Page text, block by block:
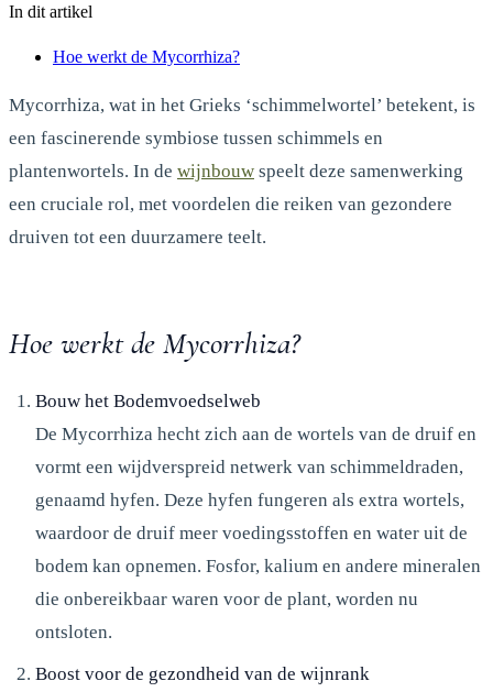
In dit artikel
Hoe werkt de Mycorrhiza?
Mycorrhiza, wat in het Grieks ‘schimmelwortel’ betekent, is
een fascinerende symbiose tussen schimmels en
plantenwortels. In de wijnbouw speelt deze samenwerking
een cruciale rol, met voordelen die reiken van gezondere
druiven tot een duurzamere teelt.
Hoe werkt de Mycorrhiza?
Bouw het Bodemvoedselweb
De Mycorrhiza hecht zich aan de wortels van de druif en
vormt een wijdverspreid netwerk van schimmeldraden,
genaamd hyfen. Deze hyfen fungeren als extra wortels,
waardoor de druif meer voedingsstoffen en water uit de
bodem kan opnemen. Fosfor, kalium en andere mineralen
die onbereikbaar waren voor de plant, worden nu
ontsloten.
Boost voor de gezondheid van de wijnrank